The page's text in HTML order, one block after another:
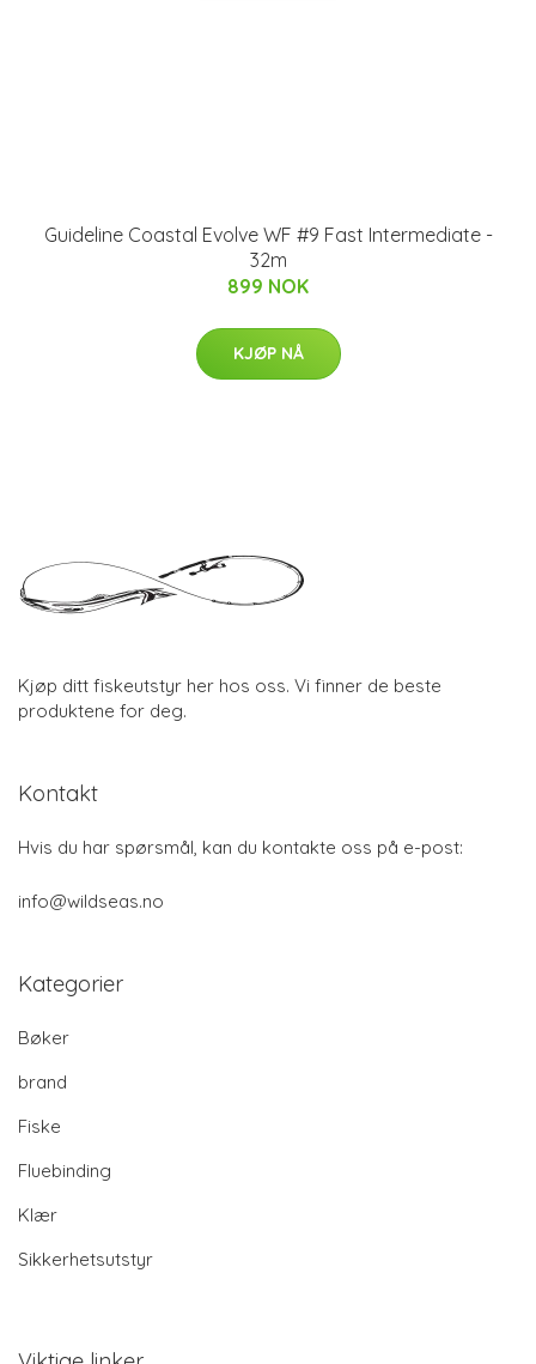
Guideline Coastal Evolve WF #9 Fast Intermediate -
32m
899 NOK
KJØP NÅ
Kjøp ditt fiskeutstyr her hos oss. Vi finner de beste
produktene for deg.
Kontakt
Hvis du har spørsmål, kan du kontakte oss på e-post:
info@wildseas.no
Kategorier
Bøker
brand
Fiske
Fluebinding
Klær
Sikkerhetsutstyr